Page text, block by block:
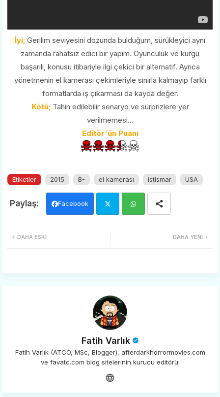
İyi; Gerilim seviyesini dozunda bulduğum, sürükleyici aynı
zamanda rahatsız edici bir yapım. Oyunculuk ve kurgu
başarılı, konusu itibariyle ilgi çekici bir alternatif. Ayrıca
yönetmenin el kamerası çekimleriyle sınırla kalmayıp farklı
formatlarda iş çıkarması da kayda değer.
Kötü;Tahin edilebilir senaryo ve sürprizlere yer
verilmemesi...
Editör'ün Puanı
Etiketler 2015 B- el kamerası istismar USA
Facebook
DAHA YENI
DAHA ESKI
Fatih Varlık
Fatih Varlık (ATCO, MSc, Blogger), afterdarkhorrormovies.com
ve favatc.com blog sitelerinin kurucu editörü.